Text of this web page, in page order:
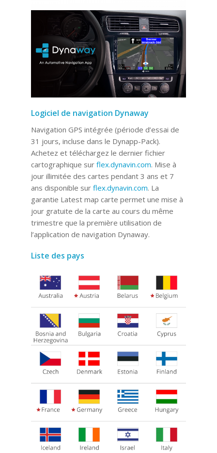
Logiciel de navigation Dynaway
Navigation GPS intégrée (période d’essai de
31 jours, incluse dans le Dynapp-Pack).
Achetez et téléchargez le dernier fichier
cartographique sur flex.dynavin.com. Mise à
jour illimitée des cartes pendant 3 ans et 7
ans disponible sur flex.dynavin.com. La
garantie Latest map carte permet une mise à
jour gratuite de la carte au cours du même
trimestre que la première utilisation de
l’application de navigation Dynaway.
Liste des pays